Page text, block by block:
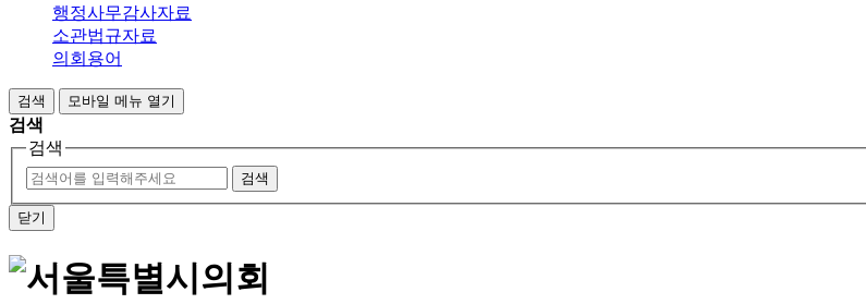
행정사무감사자료
소관법규자료
의회용어
검색 모바일 메뉴 열기
검색
검색
검색
닫기